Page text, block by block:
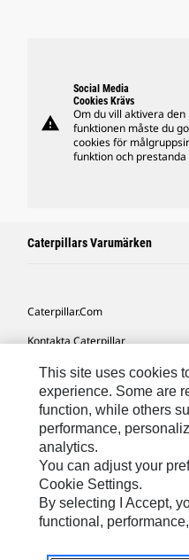
warning
Social Media
Cookies Krävs
Om du vill aktivera den
funktionen måste du
cookies för
funktion och prestanda
Caterpillars Varumärken
Caterpillar.com
Kontakta Caterpillar
Mina
Platskarta
Cookie Settings
Juridiskt
Sekretess
This site uses cookies
experience. Some are
function, while others
performance,
analytics.
You can adjust your
Cookie Settings.
By selecting I Accept,
functional,